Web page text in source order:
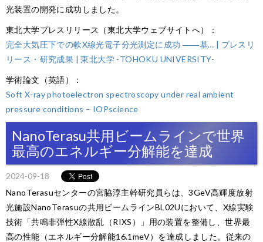
光装置の開発に成功しました。
東北大学プレスリリース（東北大学ウェブサイトへ）：
完全大気圧下での軟X線光電子分光測定に成功 ――基… | プレスリ
リース・研究成果 | 東北大学 -TOHOKU UNIVERSITY-
学術論文（英語）：
Soft X-ray photoelectron spectroscopy under real ambient
pressure conditions – IOPscience
NanoTerasu共用ビームラインで世界
最高のエネルギー分解能を達成
2024-09-18
NanoTerasuセンターの宮脇淳主幹研究員らは、3GeV高輝度放射
光施設NanoTerasuの共用ビームラインBL02Uにおいて、X線実験
技術「共鳴非弾性X線散乱（RIXS）」用の装置を整備し、世界最
高の性能（エネルギー分解能16.1meV）を達成しました。従来の